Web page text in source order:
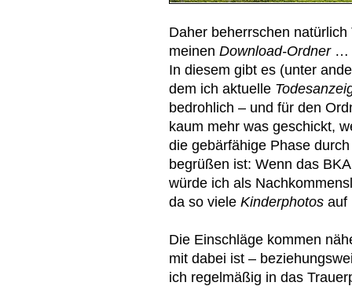
Daher beherrschen
meinen Download-Ordner…
In diesem gibt es (unter
dem ich aktuelle
bedrohlich – und für den
kaum mehr was geschickt,
die gebärfähige Phase
begrüßen ist: Wenn das
würde ich als
da so viele Kinderphotos auf
Die Einschläge kommen
mit dabei ist –
ich regelmäßig in das